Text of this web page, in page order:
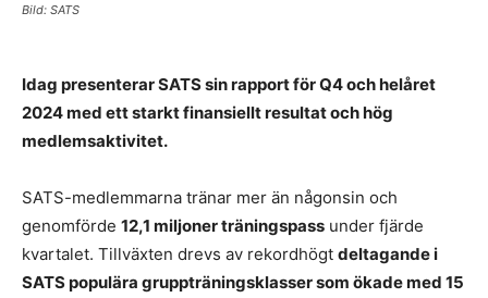
Bild: SATS
Idag presenterar SATS sin rapport för Q4 och helåret
2024 med ett starkt finansiellt resultat och hög
medlemsaktivitet.
SATS-medlemmarna tränar mer än någonsin och
genomförde 12,1 miljoner träningspass under fjärde
kvartalet. Tillväxten drevs av rekordhögt deltagande i
SATS populära gruppträningsklasser som ökade med 15